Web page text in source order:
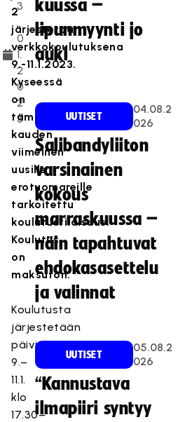
3
.
0
1.
2
0
2
3
2
järjestetään
verkkokoulutuksena
9.-11.1.2023.
Kyseessä
on
tämän
kauden
viimeinen
uusille
erotuomareille
tarkoitettu
koulutustilaisuus.
Koulutus
on
maksuton.
Koulutusta
järjestetään
päivittäin
9.–
11.1.
klo
17.30–
kuussa –
lipunmyynti jo
auki
UUTISET
04.08.2
026
Salibandyliiton
varsinainen
kokous
marraskuussa –
näin tapahtuvat
ehdokasasettelu
ja valinnat
UUTISET
05.08.2
026
“Kannustava
ilmapiiri syntyy